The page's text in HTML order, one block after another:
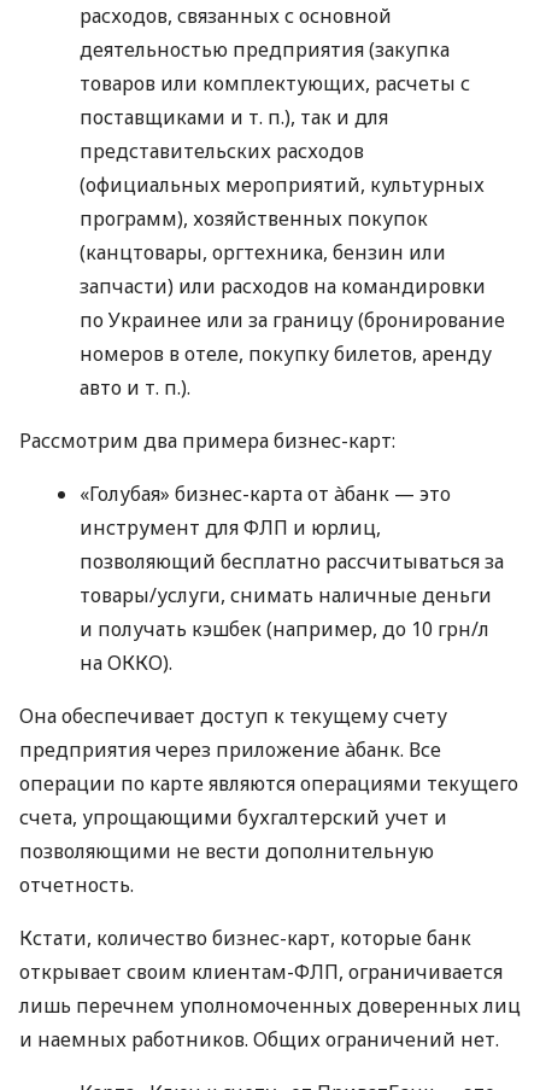
расходов, связанных с основной
деятельностью предприятия (закупка
товаров или комплектующих, расчеты с
поставщиками и т. п.), так и для
представительских расходов
(официальных мероприятий, культурных
программ), хозяйственных покупок
(канцтовары, оргтехника, бензин или
запчасти) или расходов на командировки
по Украинее или за границу (бронирование
номеров в отеле, покупку билетов, аренду
авто и т. п.).
Рассмотрим два примера бизнес-карт:
«Голубая» бизнес-карта от àбанк — это
инструмент для ФЛП и юрлиц,
позволяющий бесплатно рассчитываться за
товары/услуги, снимать наличные деньги
и получать кэшбек (например, до 10 грн/л
на ОККО).
Она обеспечивает доступ к текущему счету
предприятия через приложение àбанк. Все
операции по карте являются операциями текущего
счета, упрощающими бухгалтерский учет и
позволяющими не вести дополнительную
отчетность.
Кстати, количество бизнес-карт, которые банк
открывает своим клиентам-ФЛП, ограничивается
лишь перечнем уполномоченных доверенных лиц
и наемных работников. Общих ограничений нет.